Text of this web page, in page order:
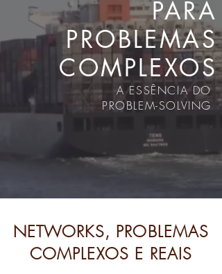
PARA
PROBLEMAS
COMPLEXOS
A ESSÊNCIA DO
PROBLEM-SOLVING
NETWORKS, PROBLEMAS
COMPLEXOS E REAIS